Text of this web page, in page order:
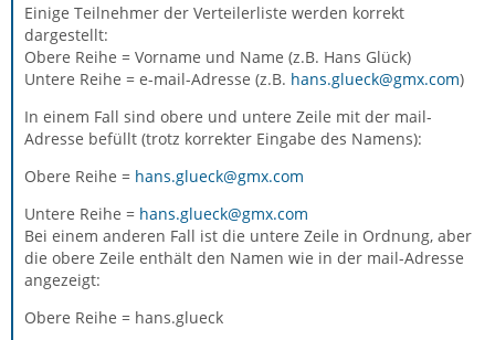
Einige Teilnehmer der Verteilerliste werden korrekt
dargestellt:
Obere Reihe = Vorname und Name (z.B. Hans Glück)
Untere Reihe = e-mail-Adresse (z.B. hans.glueck@gmx.com)
In einem Fall sind obere und untere Zeile mit der mail-
Adresse befüllt (trotz korrekter Eingabe des Namens):
Obere Reihe = hans.glueck@gmx.com
Untere Reihe = hans.glueck@gmx.com
Bei einem anderen Fall ist die untere Zeile in Ordnung, aber
die obere Zeile enthält den Namen wie in der mail-Adresse
angezeigt:
Obere Reihe = hans.glueck